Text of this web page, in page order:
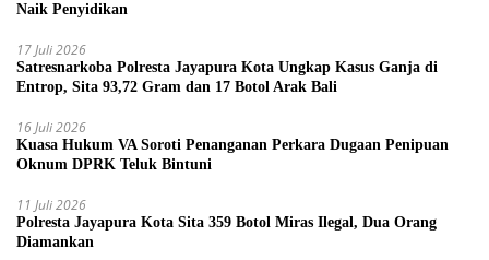
Naik Penyidikan
17 Juli 2026
Satresnarkoba Polresta Jayapura Kota Ungkap Kasus Ganja di
Entrop, Sita 93,72 Gram dan 17 Botol Arak Bali
16 Juli 2026
Kuasa Hukum VA Soroti Penanganan Perkara Dugaan Penipuan
Oknum DPRK Teluk Bintuni
11 Juli 2026
Polresta Jayapura Kota Sita 359 Botol Miras Ilegal, Dua Orang
Diamankan